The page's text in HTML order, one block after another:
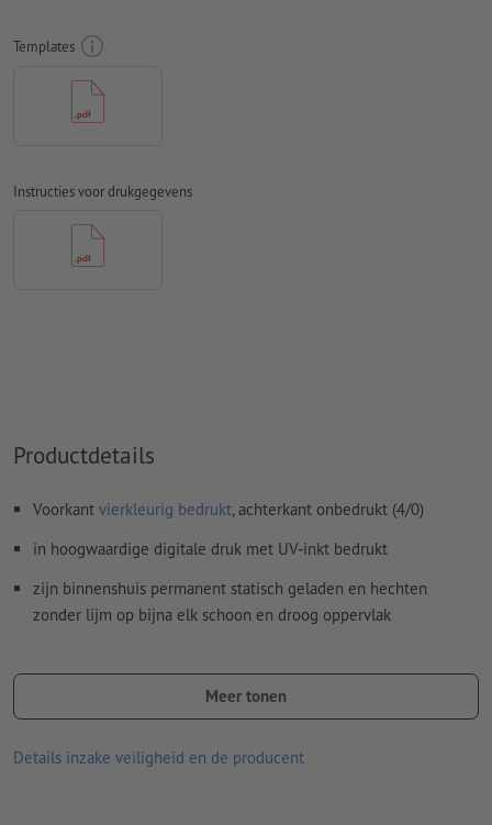
Kleurmodus:
papier, FOGRA52 (PSO Uncoated v3 FOGRA52) voor
ongestreken papier
Spel- en zetfouten
Templates
Instructies voor drukgegevens
Productdetails
Voorkant vierkleurig bedrukt, achterkant onbedrukt (4/0)
in hoogwaardige digitale druk met UV-inkt bedrukt
zijn binnenshuis permanent statisch geladen en hechten
zonder lijm op bijna elk schoon en droog oppervlak
weer probleemloos en snel worden verwijderd
levensduur op oppervlakken is afhankelijk van:
zuiverheid en gladheid van de ondergrond
Meer tonen
Details inzake veiligheid en de producent